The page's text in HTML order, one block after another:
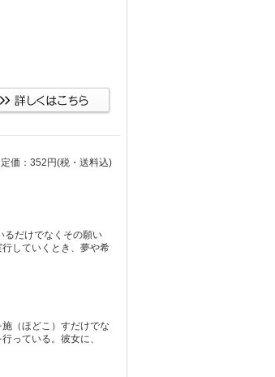
定価：352円(税・送料込)
るだけでなくその願い
していくとき、夢や希
（ほどこ）すだけでな
っている。彼女に、